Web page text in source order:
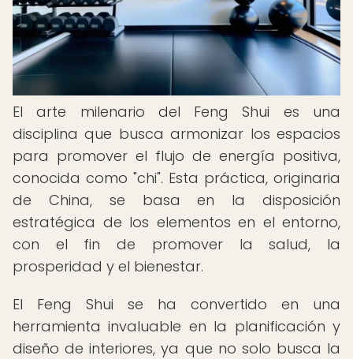
El arte milenario del Feng Shui es una
disciplina que busca armonizar los espacios
para promover el flujo de energía positiva,
conocida como "chi". Esta práctica, originaria
de China, se basa en la disposición
estratégica de los elementos en el entorno,
con el fin de promover la salud, la
prosperidad y el bienestar.
El Feng Shui se ha convertido en una
herramienta invaluable en la planificación y
diseño de interiores, ya que no solo busca la